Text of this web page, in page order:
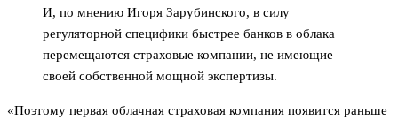
И, по мнению Игоря Зарубинского, в силу
регуляторной специфики быстрее банков в облака
перемещаются страховые компании, не имеющие
своей собственной мощной экспертизы.
«Поэтому первая облачная страховая компания появится раньше